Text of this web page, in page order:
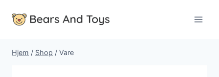
Hjem / Shop / Vare